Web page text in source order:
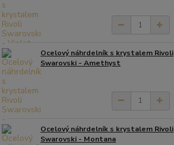
Ocelový náhrdelník s krystalem Rivoli
Swarovski - Amethyst
Ocelový náhrdelník s krystalem Rivoli
Swarovski - Montana